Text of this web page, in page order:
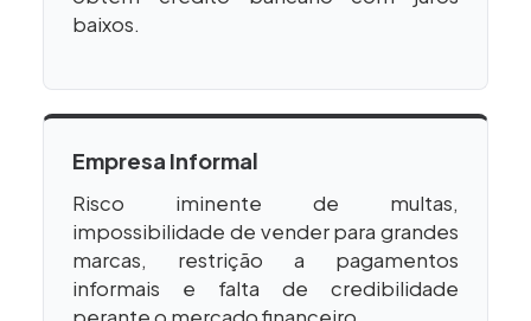
baixos.
Empresa Informal
Risco iminente de multas,
impossibilidade de vender para grandes
marcas, restrição a pagamentos
informais e falta de credibilidade